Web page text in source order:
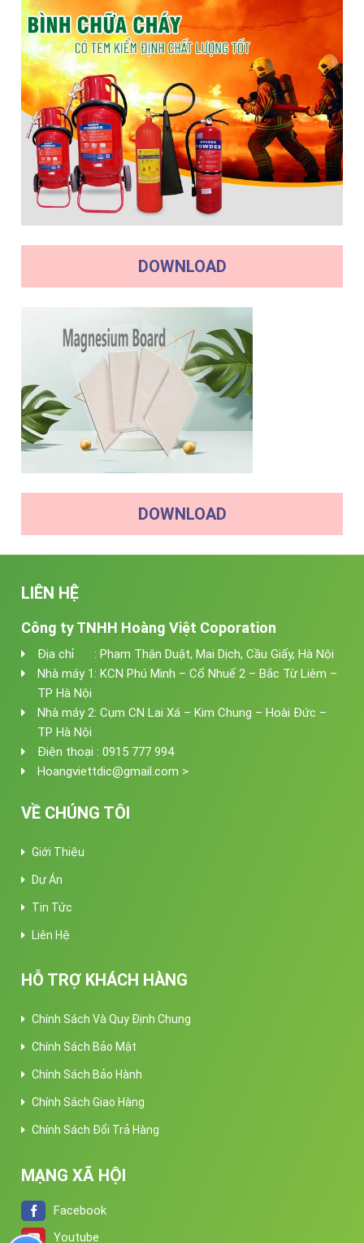
DOWNLOAD
DOWNLOAD
LIÊN HỆ
Công ty TNHH Hoàng Việt Coporation
Địa chỉ : Phạm Thận Duật, Mai Dịch, Cầu Giấy, Hà Nội
Nhà máy 1: KCN Phú Minh – Cổ Nhuế 2 – Bắc Từ Liêm –
TP Hà Nội
Nhà máy 2: Cụm CN Lai Xá – Kim Chung – Hoài Đức –
TP Hà Nội
Điện thoại : 0915 777 994
Hoangviettdic@gmail.com >
VỀ CHÚNG TÔI
Giới Thiệu
Dự Án
Tin Tức
Liên Hệ
HỖ TRỢ KHÁCH HÀNG
Chính Sách Và Quy Định Chung
Chính Sách Bảo Mật
Chính Sách Bảo Hành
Chính Sách Giao Hàng
Chính Sách Đổi Trả Hàng
MẠNG XÃ HỘI
Facebook
Youtube